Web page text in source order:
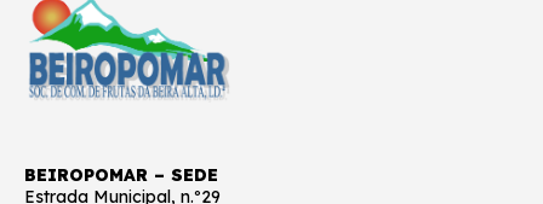
BEIROPOMAR – SEDE
Estrada Municipal, n.º29